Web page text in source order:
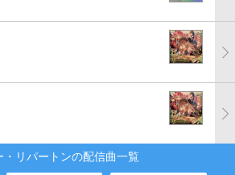
・リパートンの配信曲一覧